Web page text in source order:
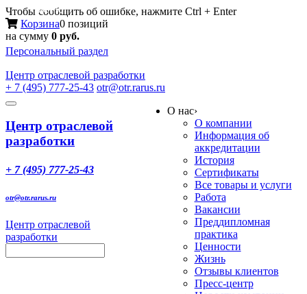
Чтобы сообщить об ошибке, нажмите Ctrl + Enter
Корзина0 позиций
на сумму 0 руб.
Персональный раздел
Центр отраслевой разработки
+ 7 (495) 777-25-43 otr@otr.rarus.ru
Toggle
Меню
Центр отраслевой
разработки
+ 7 (495) 777-25-43
otr@otr.rarus.ru
Центр отраслевой
разработки
О нас›
О компании
Информация об
аккредитации
История
Сертификаты
Все товары и услуги
Работа
Вакансии
Преддипломная
практика
Ценности
Жизнь
Отзывы клиентов
Пресс-центр